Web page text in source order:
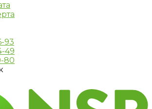
93
49
80